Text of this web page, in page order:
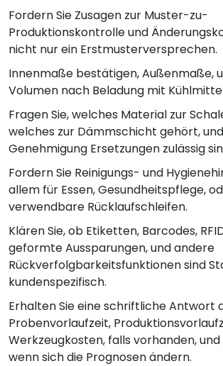
Fordern Sie Zusagen zur Muster-zu-
Produktionskontrolle und
nicht nur ein Erstmusterversprechen.
Innenmaße bestätigen, Außenmaße,
Volumen nach Beladung mit
Fragen Sie, welches Material zur
welches zur Dämmschicht gehört,
Genehmigung Ersetzungen zulässig
Fordern Sie Reinigungs- und
allem für Essen, Gesundheitspflege,
verwendbare Rücklaufschleifen.
Klären Sie, ob Etiketten, Barcodes,
geformte Aussparungen, und andere
Rückverfolgbarkeitsfunktionen sind
kundenspezifisch.
Erhalten Sie eine schriftliche Antwort
Probenvorlaufzeit,
Werkzeugkosten, falls vorhanden,
wenn sich die Prognosen ändern.